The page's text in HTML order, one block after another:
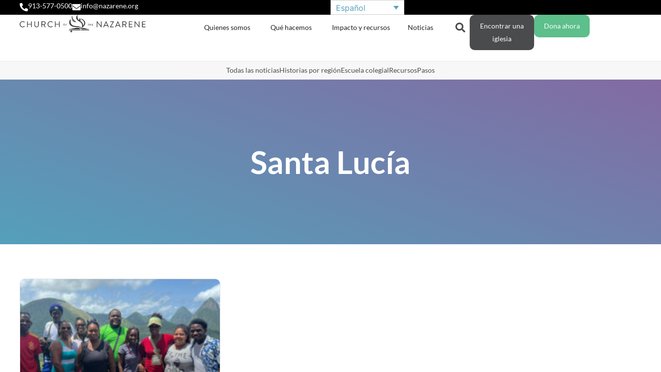
913-577-0500 info@nazarene.org Español
Quienes somos Qué hacemos Impacto y recursos Noticias
Encontrar una
iglesia
Dona ahora
Todas las noticiasHistorias por regiónEscuela colegialRecursosPasos
Santa Lucía